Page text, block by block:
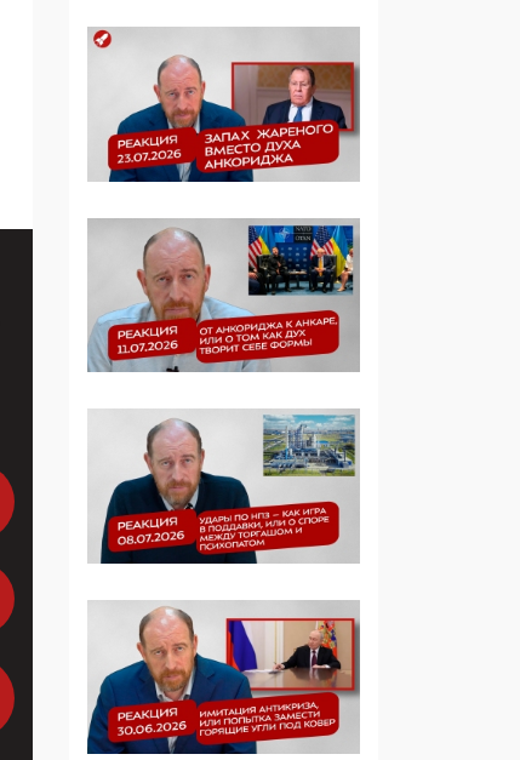
05:58, 26 Мая 2026
Роскомнадзор
освободили от борца с
деструктивным и
опасным контентом
07:39, 25 Мая 2026
Манифест против
семьи и традиционных
ценностей: «Новые
люди» поднимают
электорат феминисток
на битву с
05:08, 15 Мая 2026
Эзотерика,
инфоцыганство и
лженаука под ширмой
защиты традиционных
ценностей: кто и с чем
выступал на форуме
«Россия 809. Традиции
будущего»